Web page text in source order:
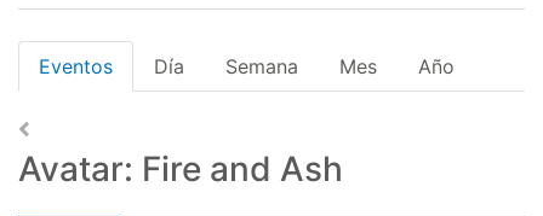
Eventos Día Semana Mes Año
Avatar: Fire and Ash